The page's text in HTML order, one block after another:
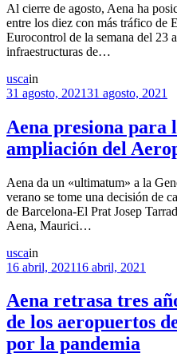
Al cierre de agosto, Aena ha
entre los diez con más tráfico de
Eurocontrol de la semana del 23
infraestructuras de…
uscain
31 agosto, 202131 agosto, 2021
Aena presiona para
ampliación del
Aena da un «ultimatum» a la
verano se tome una decisión de
de Barcelona-El Prat Josep
Aena, Maurici…
uscain
16 abril, 202116 abril, 2021
Aena retrasa tres
de los aeropuertos
por la pandemia